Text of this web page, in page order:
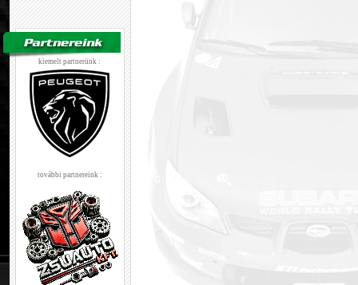
kiemelt partnerünk :
további partnereink :